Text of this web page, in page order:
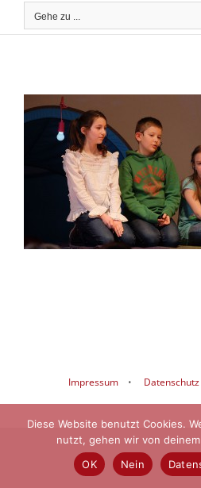
Gehe zu ...
Impressum • Datenschutz
Diese Website benutzt Cookies.
nutzt, gehen wir von
OK
Nein